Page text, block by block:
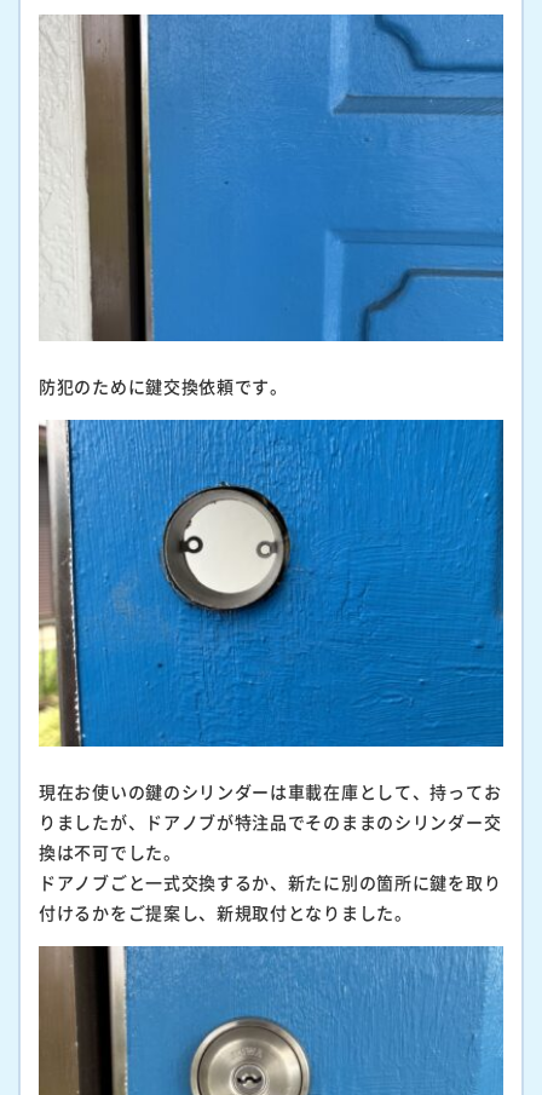
防犯のために鍵交換依頼です。
現在お使いの鍵のシリンダーは車載在庫として、持ってお
りましたが、ドアノブが特注品でそのままのシリンダー交
換は不可でした。
ドアノブごと一式交換するか、新たに別の箇所に鍵を取り
付けるかをご提案し、新規取付となりました。